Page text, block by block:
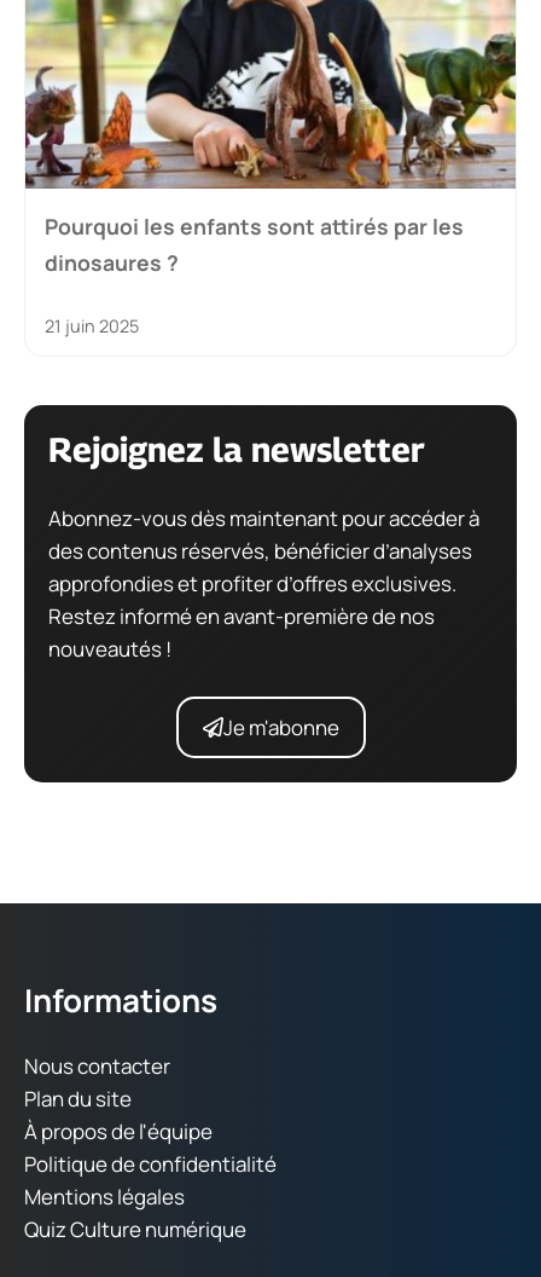
Pourquoi les enfants sont attirés par les
dinosaures ?
21 juin 2025
Rejoignez la newsletter
Abonnez-vous dès maintenant pour accéder à
des contenus réservés, bénéficier d’analyses
approfondies et profiter d’offres exclusives.
Restez informé en avant-première de nos
nouveautés !
Je m'abonne
Informations
Nous contacter
Plan du site
À propos de l'équipe
Politique de confidentialité
Mentions légales
Quiz Culture numérique